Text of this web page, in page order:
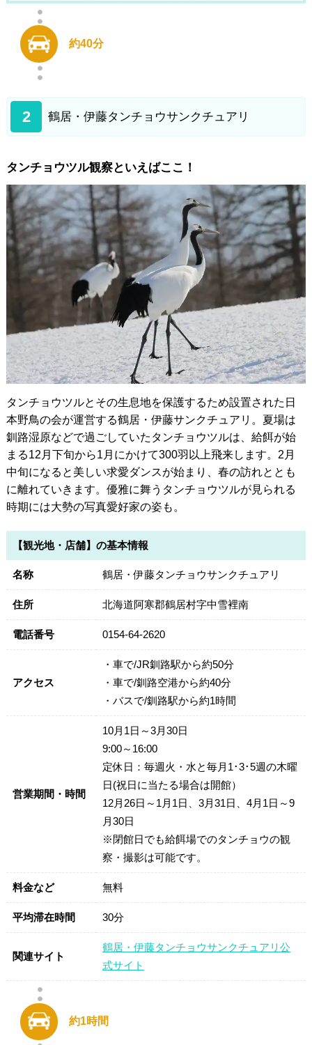
約40分
2 鶴居・伊藤タンチョウサンクチュアリ
タンチョウツル観察といえばここ！
タンチョウツルとその生息地を保護するため設置された日
本野鳥の会が運営する鶴居・伊藤サンクチュアリ。夏場は
釧路湿原などで過ごしていたタンチョウツルは、給餌が始
まる12月下旬から1月にかけて300羽以上飛来します。2月
中旬になると美しい求愛ダンスが始まり、春の訪れととも
に離れていきます。優雅に舞うタンチョウツルが見られる
時期には大勢の写真愛好家の姿も。
【観光地・店舗】の基本情報
名称 鶴居・伊藤タンチョウサンクチュアリ
住所 北海道阿寒郡鶴居村字中雪裡南
電話番号 0154-64-2620
アクセス
・車で/JR釧路駅から約50分
・車で/釧路空港から約40分
・バスで/釧路駅から約1時間
営業期間・時間
10月1日～3月30日
9:00～16:00
定休日：毎週火・水と毎月1･3･5週の木曜
日(祝日に当たる場合は開館）
12月26日～1月1日、3月31日、4月1日～9
月30日
※閉館日でも給餌場でのタンチョウの観
察・撮影は可能です。
料金など 無料
平均滞在時間 30分
関連サイト
鶴居・伊藤タンチョウサンクチュアリ公
式サイト
約1時間